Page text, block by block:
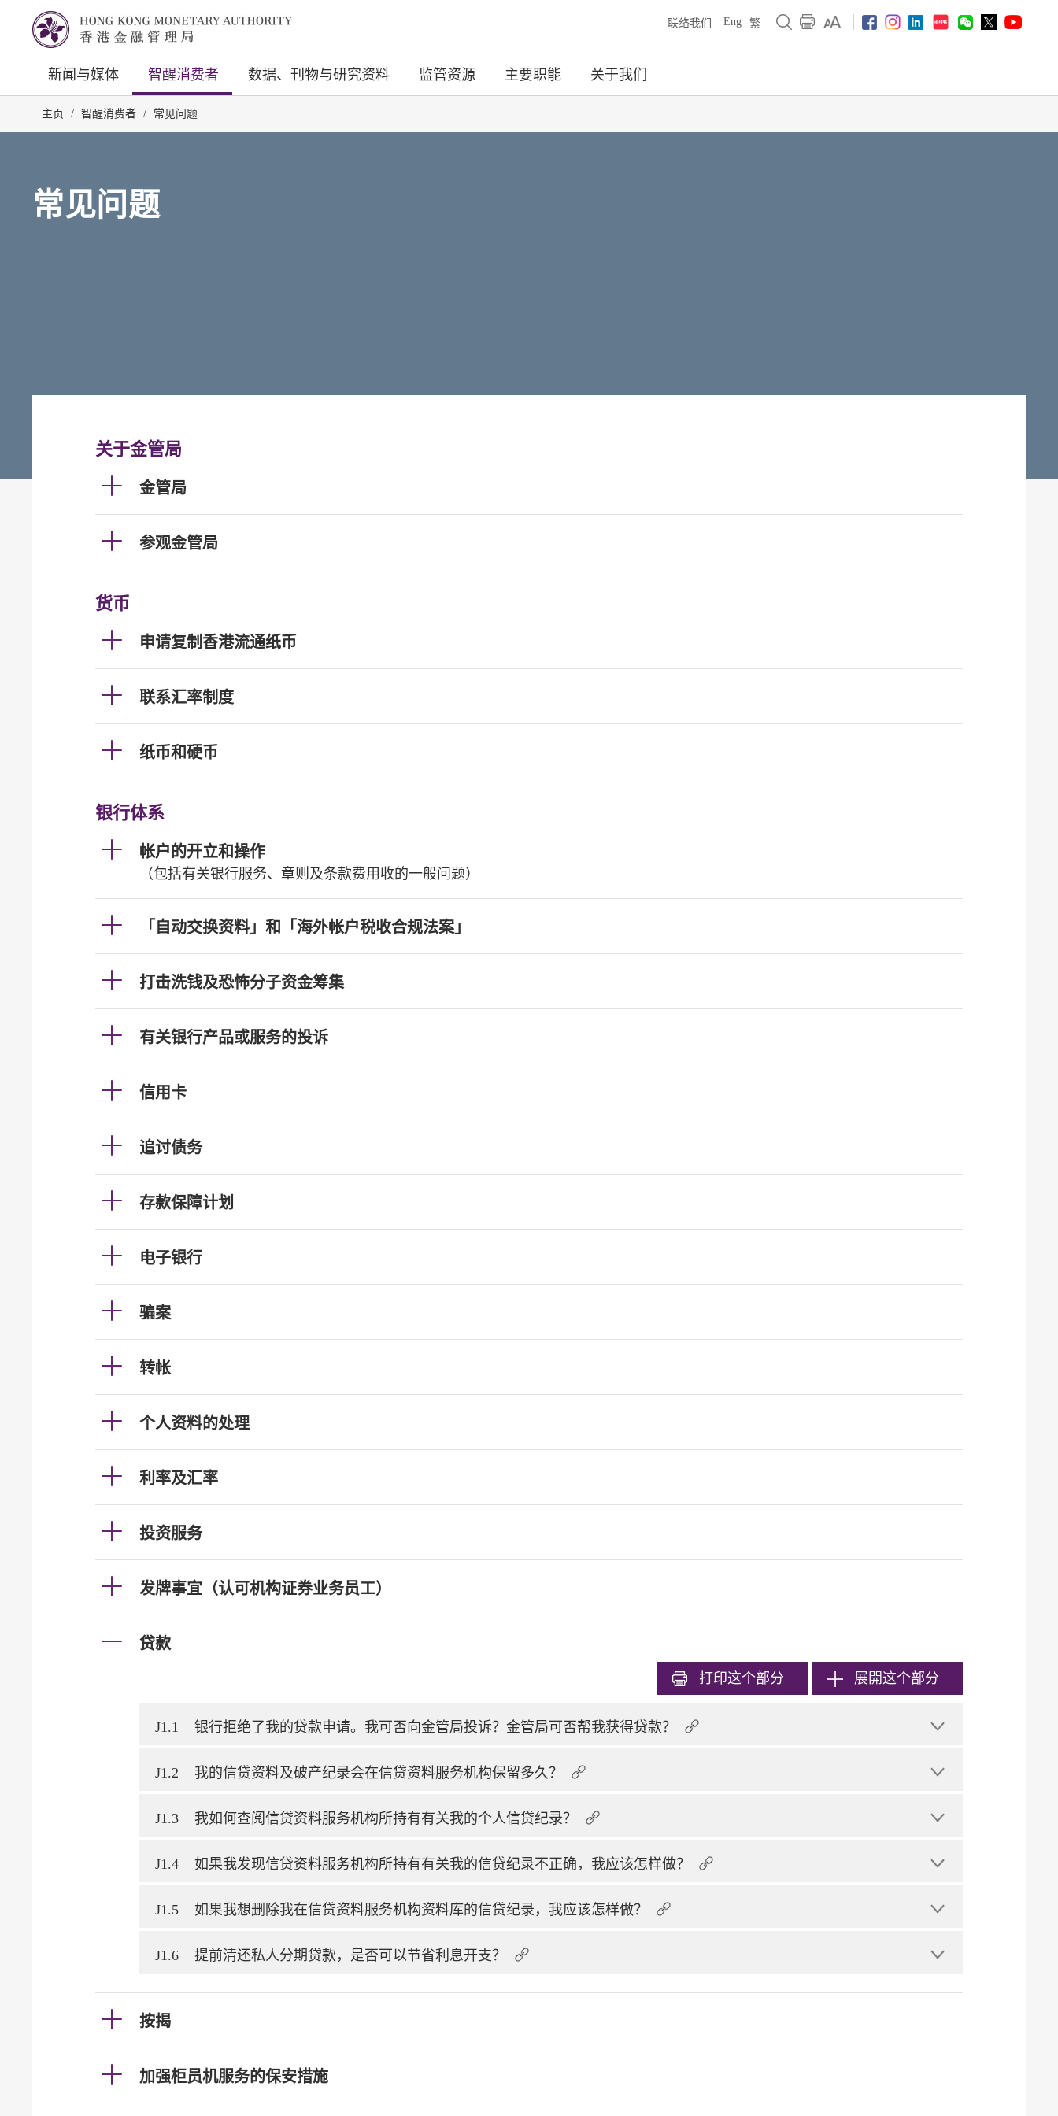
联络我们 Eng 繁
新闻与媒体 智醒消费者 数据、刊物与研究资料 监管资源 主要职能 关于我们
主页 / 智醒消费者 / 常见问题
常见问题
关于金管局
金管局
参观金管局
货币
申请复制香港流通纸币
联系汇率制度
纸币和硬币
银行体系
帐户的开立和操作
（包括有关银行服务、章则及条款费用收的一般问题）
「自动交换资料」和「海外帐户税收合规法案」
打击洗钱及恐怖分子资金筹集
有关银行产品或服务的投诉
信用卡
追讨债务
存款保障计划
电子银行
骗案
转帐
个人资料的处理
利率及汇率
投资服务
发牌事宜（认可机构证券业务员工）
贷款
打印这个部分 展開这个部分
J1.1 银行拒绝了我的贷款申请。我可否向金管局投诉？金管局可否帮我获得贷款？
J1.2 我的信贷资料及破产纪录会在信贷资料服务机构保留多久？
J1.3 我如何查阅信贷资料服务机构所持有有关我的个人信贷纪录？
J1.4 如果我发现信贷资料服务机构所持有有关我的信贷纪录不正确，我应该怎样做？
J1.5 如果我想删除我在信贷资料服务机构资料库的信贷纪录，我应该怎样做？
J1.6 提前清还私人分期贷款，是否可以节省利息开支？
按揭
加强柜员机服务的保安措施